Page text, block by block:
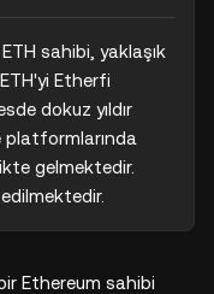
sahibi, yaklaşık
Etherfi
dokuz yıldır
platformlarında
gelmektedir.
Ethereum sahibi